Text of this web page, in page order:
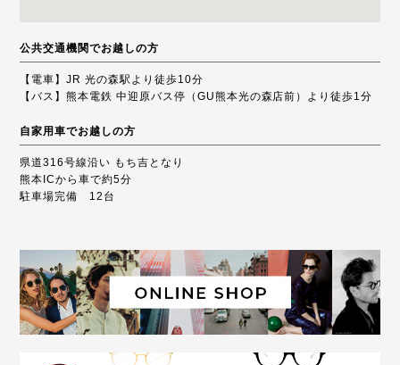
公共交通機関でお越しの方
【電車】JR 光の森駅より徒歩10分
【バス】熊本電鉄 中迎原バス停（GU熊本光の森店前）より徒歩1分
自家用車でお越しの方
県道316号線沿い もち吉となり
熊本ICから車で約5分
駐車場完備 12台